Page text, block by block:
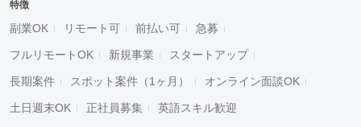
特徴
副業OK リモート可 前払い可 急募
フルリモートOK 新規事業 スタートアップ
長期案件 スポット案件（1ヶ月） オンライン面談OK
土日週末OK 正社員募集 英語スキル歓迎